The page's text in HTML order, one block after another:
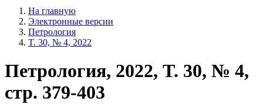
На главную
Электронные версии
Петрология
T. 30, № 4, 2022
Петрология, 2022, T. 30, № 4,
стр. 379-403